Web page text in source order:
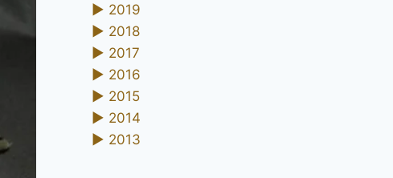
► 2019
► 2018
► 2017
► 2016
► 2015
► 2014
► 2013